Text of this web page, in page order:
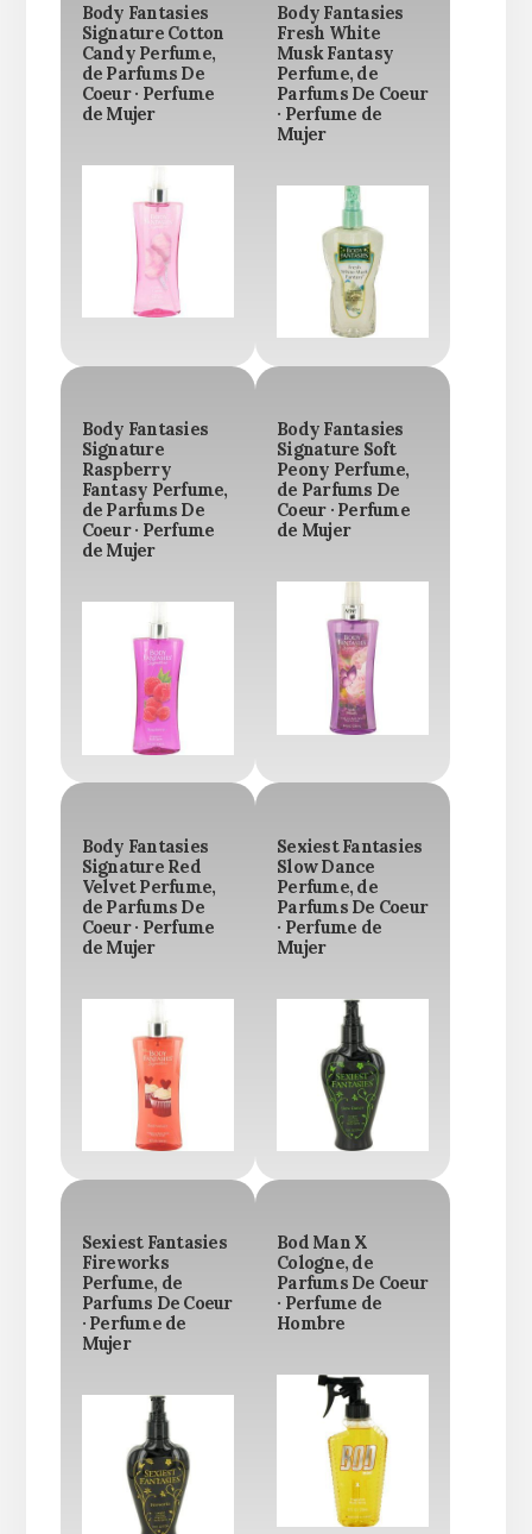
Body Fantasies
Signature Cotton
Candy Perfume,
de Parfums De
Coeur · Perfume
de Mujer
Body Fantasies
Fresh White
Musk Fantasy
Perfume, de
Parfums De Coeur
· Perfume de
Mujer
Body Fantasies
Signature
Raspberry
Fantasy Perfume,
de Parfums De
Coeur · Perfume
de Mujer
Body Fantasies
Signature Soft
Peony Perfume,
de Parfums De
Coeur · Perfume
de Mujer
Body Fantasies
Signature Red
Velvet Perfume,
de Parfums De
Coeur · Perfume
de Mujer
Sexiest Fantasies
Slow Dance
Perfume, de
Parfums De Coeur
· Perfume de
Mujer
Sexiest Fantasies
Fireworks
Perfume, de
Parfums De Coeur
· Perfume de
Mujer
Bod Man X
Cologne, de
Parfums De Coeur
· Perfume de
Hombre